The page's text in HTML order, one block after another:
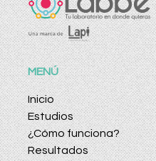
MENÚ
Inicio
Estudios
¿Cómo funciona?
Resultados